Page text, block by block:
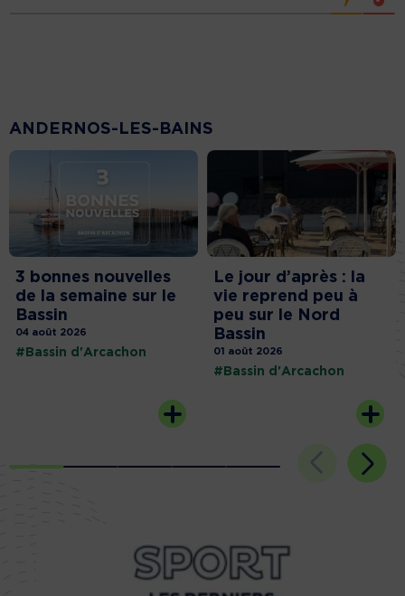
ANDERNOS-LES-BAINS
3 bonnes nouvelles
de la semaine sur le
Bassin
04 août 2026
#Bassin d'Arcachon
Le jour d’après : la
vie reprend peu à
peu sur le Nord
Bassin
01 août 2026
#Bassin d'Arcachon